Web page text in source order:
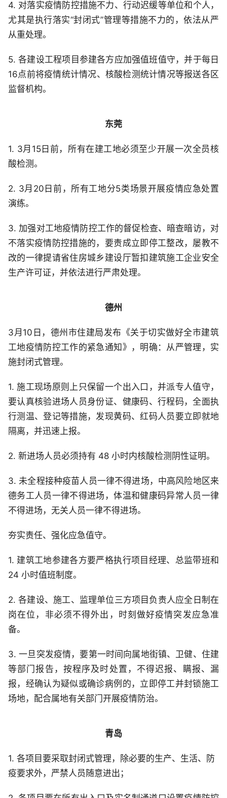
4. 对落实疫情防控措施不力、行动迟缓等单位和个人，
尤其是执行落实“封闭式”管理等措施不力的，依法从严
从重处理。
5. 各建设工程项目参建各方应加强值班值守，并于每日
16点前将疫情统计情况、核酸检测统计情况等报送各区
监督机构。
东莞
1. 3月15日前，所有在建工地必须至少开展一次全员核
酸检测。
2. 3月20日前，所有工地分5类场景开展疫情应急处置
演练。
3. 加强对工地疫情防控工作的督促检查、暗查暗访，对
不落实疫情防控措施的，要责成立即停工整改，屡教不
改的一律提请省住房城乡建设厅暂扣建筑施工企业安全
生产许可证，并依法进行严肃处理。
德州
3月10日，德州市住建局发布《关于切实做好全市建筑
工地疫情防控工作的紧急通知》，明确：从严管理，实
施封闭式管理。
1. 施工现场原则上只保留一个出入口，并派专人值守，
要认真核验进场人员身份证、健康码、行程码，全面执
行测温、登记等措施，发现黄码、红码人员要立即就地
隔离，并迅速上报。
2. 新进场人员必须持有 48 小时内核酸检测阴性证明。
3. 未全程接种疫苗人员一律不得进场，中高风险地区来
德务工人员一律不得进场，体温和健康码异常人员一律
不得进场，无关人员一律不得进场。
夯实责任、强化应急值守。
1. 建筑工地参建各方要严格执行项目经理、总监带班和
24 小时值班制度。
2. 各建设、施工、监理单位三方项目负责人应全日制在
岗在位，非必须不得外出，时刻做好疫情突发应急准
备。
3. 一旦突发疫情，要第一时间向属地街镇、卫健、住建
等部门报告，按程序及时处置，不得迟报、瞒报、漏
报，经确认为疑似或确诊病例的，立即停工并封锁施工
场地，配合属地有关部门开展疫情防治。
青岛
1. 各项目要采取封闭式管理，除必要的生产、生活、防
疫要求外，严禁人员随意进出；